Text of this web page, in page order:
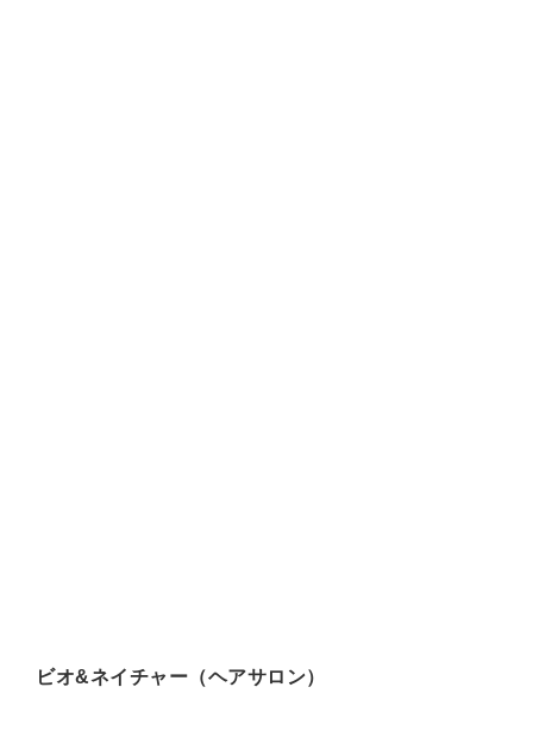
ビオ&ネイチャー（ヘアサロン）